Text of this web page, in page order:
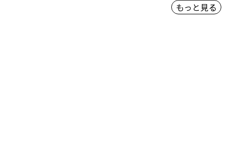
もっと見る